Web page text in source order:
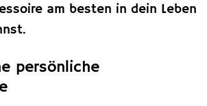
am besten in dein Leben
persönliche